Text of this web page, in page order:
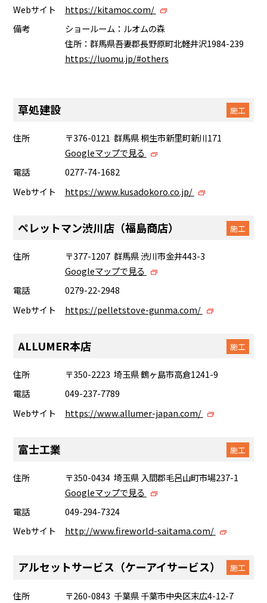
Webサイト
https://kitamoc.com/
備考
ショールーム：ルオムの森
住所：群馬県吾妻郡長野原町北軽井沢1984-239
https://luomu.jp/#others
草処建設 施工
住所
〒376-0121 群馬県 桐生市新里町新川171
Googleマップで見る
電話
0277-74-1682
Webサイト
https://www.kusadokoro.co.jp/
ペレットマン渋川店（福島商店） 施工
住所
〒377-1207 群馬県 渋川市金井443-3
Googleマップで見る
電話
0279-22-2948
Webサイト
https://pelletstove-gunma.com/
ALLUMER本店 施工
住所
〒350-2223 埼玉県 鶴ヶ島市高倉1241-9
電話
049-237-7789
Webサイト
https://www.allumer-japan.com/
富士工業 施工
住所
〒350-0434 埼玉県 入間郡毛呂山町市場237-1
Googleマップで見る
電話
049-294-7324
Webサイト
http://www.fireworld-saitama.com/
アルセットサービス（ケーアイサービス） 施工
住所
〒260-0843 千葉県 千葉市中央区末広4-12-7